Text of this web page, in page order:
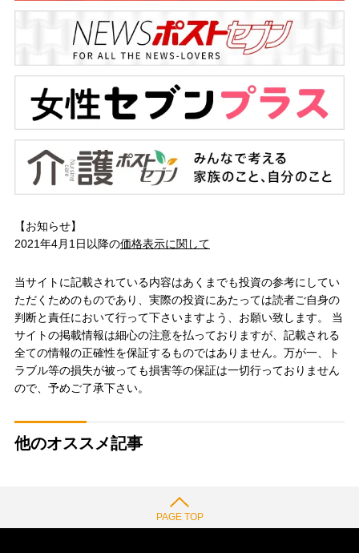
【お知らせ】
2021年4月1日以降の価格表示に関して
当サイトに記載されている内容はあくまでも投資の参考にしてい
ただくためのものであり、実際の投資にあたっては読者ご自身の
判断と責任において行って下さいますよう、お願い致します。 当
サイトの掲載情報は細心の注意を払っておりますが、記載される
全ての情報の正確性を保証するものではありません。万が一、ト
ラブル等の損失が被っても損害等の保証は一切行っておりません
ので、予めご了承下さい。
他のオススメ記事
PAGE TOP